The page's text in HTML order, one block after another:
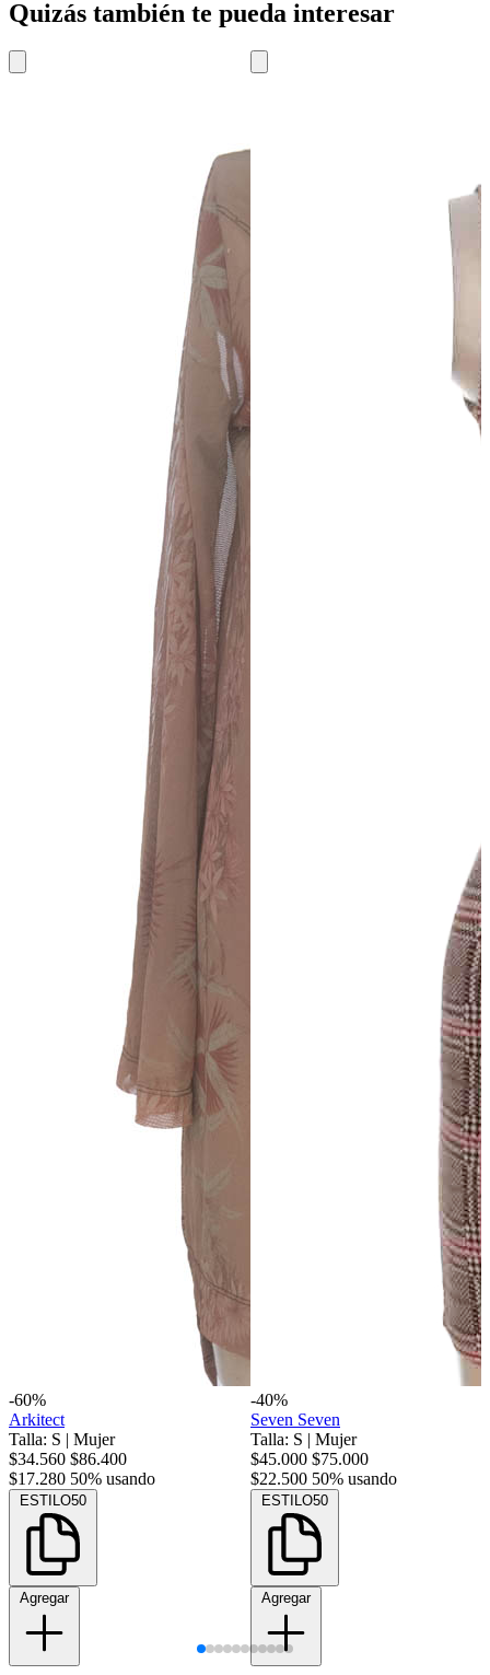
Quizás también te pueda interesar
-60%
Arkitect
Talla: S | Mujer
$34.560 $86.400
$17.280 50% usando
ESTILO50
Agregar
-40%
Seven Seven
Talla: S | Mujer
$45.000 $75.000
$22.500 50% usando
ESTILO50
Agregar